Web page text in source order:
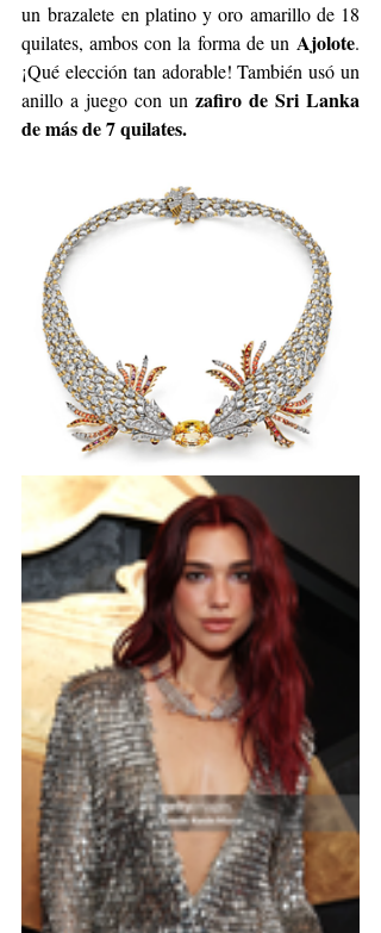
un brazalete en platino y oro amarillo de 18
quilates, ambos con la forma de un Ajolote.
¡Qué elección tan adorable! También usó un
anillo a juego con un zafiro de Sri Lanka
de más de 7 quilates.